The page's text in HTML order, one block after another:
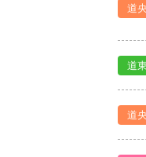
道
道
道